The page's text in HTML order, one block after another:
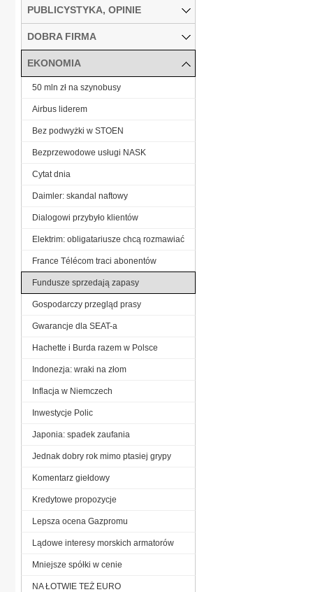
PUBLICYSTYKA, OPINIE
DOBRA FIRMA
EKONOMIA
50 mln zł na szynobusy
Airbus liderem
Bez podwyżki w STOEN
Bezprzewodowe usługi NASK
Cytat dnia
Daimler: skandal naftowy
Dialogowi przybyło klientów
Elektrim: obligatariusze chcą rozmawiać
France Télécom traci abonentów
Fundusze sprzedają zapasy
Gospodarczy przegląd prasy
Gwarancje dla SEAT-a
Hachette i Burda razem w Polsce
Indonezja: wraki na złom
Inflacja w Niemczech
Inwestycje Polic
Japonia: spadek zaufania
Jednak dobry rok mimo ptasiej grypy
Komentarz giełdowy
Kredytowe propozycje
Lepsza ocena Gazpromu
Lądowe interesy morskich armatorów
Mniejsze spółki w cenie
NA ŁOTWIE TEŻ EURO